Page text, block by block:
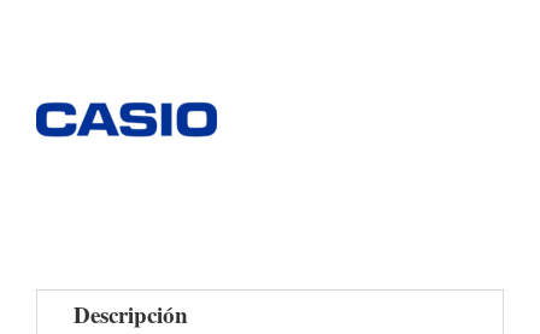
Descripción